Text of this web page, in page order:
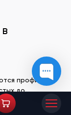
профили с
до
ВК можно по